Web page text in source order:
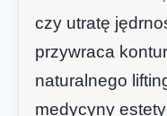
czy utratę
przywraca
naturalnego
medycyny